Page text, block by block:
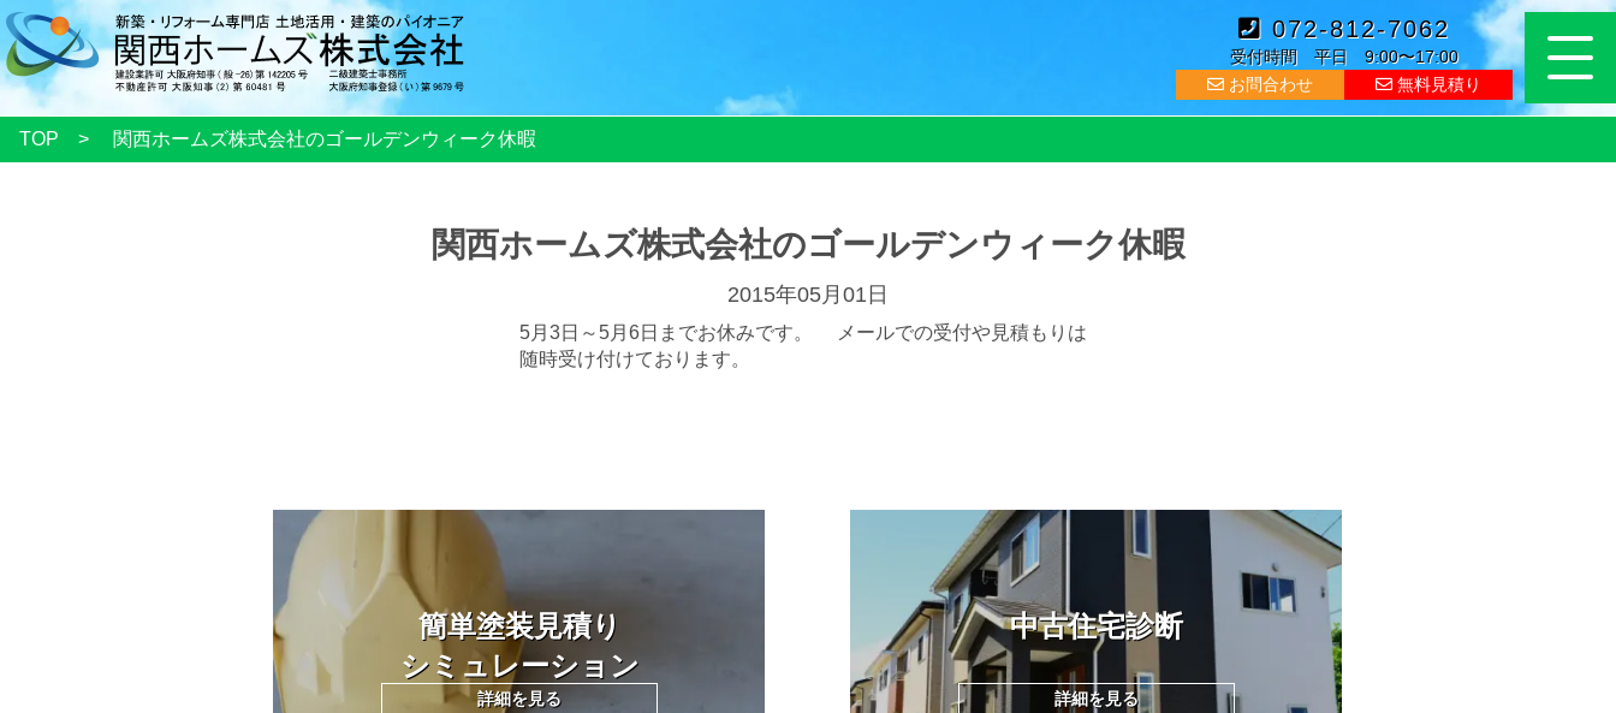
072-812-7062
受付時間 平日 9:00〜17:00
お問合わせ
無料見積り
TOP 関西ホームズ株式会社のゴールデンウィーク休暇
関西ホームズ株式会社のゴールデンウィーク休暇
2015年05月01日
5月3日～5月6日までお休みです。 メールでの受付や見積もりは
随時受け付けております。
簡単塗装見積り
シミュレーション
詳細を見る
中古住宅診断
詳細を見る